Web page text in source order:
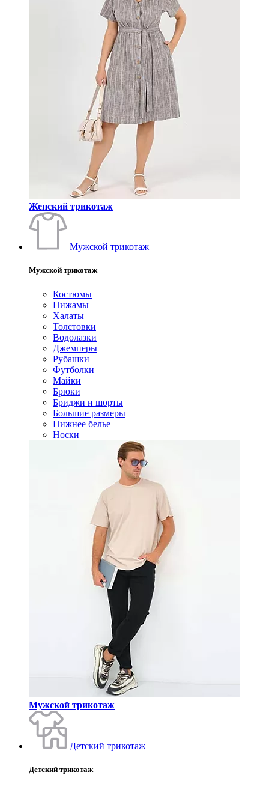
Женский трикотаж
Мужской трикотаж
Мужской трикотаж
Костюмы
Пижамы
Халаты
Толстовки
Водолазки
Джемперы
Рубашки
Футболки
Майки
Брюки
Бриджи и шорты
Большие размеры
Нижнее белье
Носки
Мужской трикотаж
Детский трикотаж
Детский трикотаж